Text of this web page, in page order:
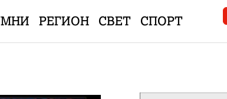
РЕГИОН СВЕТ СПОРТ